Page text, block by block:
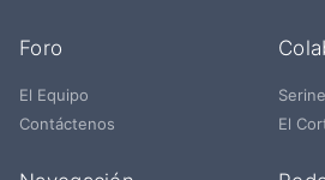
Foro
El Equipo
Contáctenos
El